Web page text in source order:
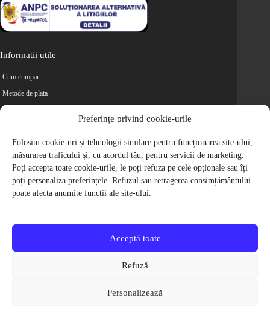
Preferințe privind cookie-urile
Folosim cookie-uri și tehnologii similare pentru funcționarea site-ului,
măsurarea traficului și, cu acordul tău, pentru servicii de marketing.
Poți accepta toate cookie-urile, le poți refuza pe cele opționale sau îți
poți personaliza preferințele. Refuzul sau retragerea consimțământului
poate afecta anumite funcții ale site-ului.
Acceptă toate
Refuză
Personalizează
Informatii utile
Cum cumpar
Metode de plata
Retur
Cariere
Politica de Confidentialitate
Politica de cookie-uri